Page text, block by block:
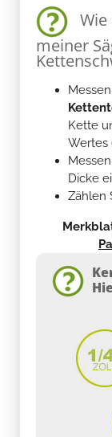
Wie
meiner
Kette
Wertes
Dicke
Zählen